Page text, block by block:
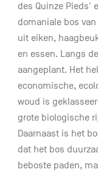
des Quinze Pieds'
domaniale bos
uit eiken,
en essen. Langs
aangeplant. Het
economische,
woud is
grote biologische
Daarnaast is het
dat het bos
beboste paden,